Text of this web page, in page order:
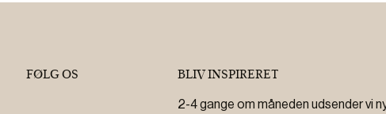
FØLG OS BLIV INSPIRERET
2-4 gange om måneden udsender vi